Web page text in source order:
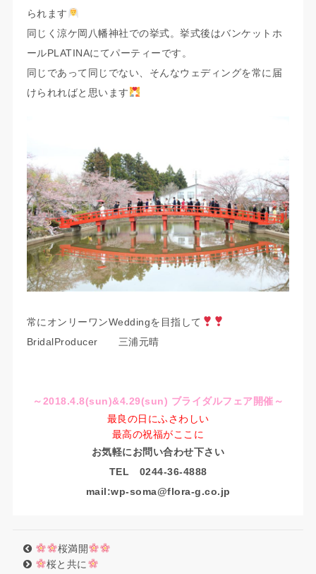
られます
同じく涼ケ岡八幡神社での挙式。挙式後はバンケットホ
ールPLATINAにてパーティーです。
同じであって同じでない、そんなウェディングを常に届
けられればと思います
常にオンリーワンWeddingを目指して
BridalProducer 三浦元晴
～2018.4.8(sun)&4.29(sun) ブライダルフェア開催～
最良の日にふさわしい
最高の祝福がここに
お気軽にお問い合わせ下さい
TEL
0244-36-4888
mail:wp-soma@flora-g.co.jp
桜満開
桜と共に